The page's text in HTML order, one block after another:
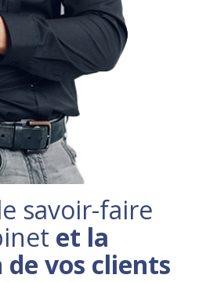
savoir-faire
et la
vos clients